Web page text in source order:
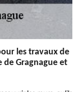
les travaux de
de Gragnague et